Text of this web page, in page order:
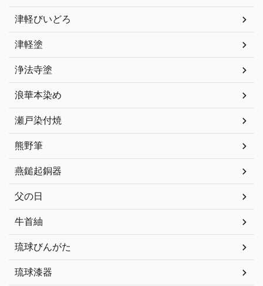
津軽びいどろ
津軽塗
浄法寺塗
浪華本染め
瀬戸染付焼
熊野筆
燕鎚起銅器
父の日
牛首紬
琉球びんがた
琉球漆器